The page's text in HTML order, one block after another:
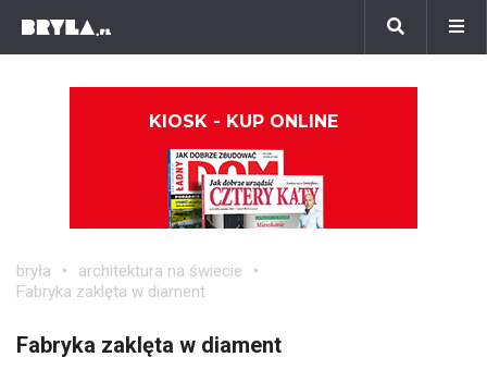
KIOSK - KUP ONLINE
bryła
architektura na świecie
Fabryka zaklęta w diament
Fabryka zaklęta w diament